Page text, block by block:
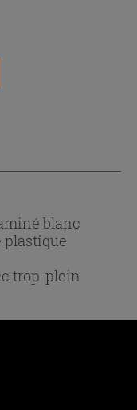
blanc
plastique
trop-plein